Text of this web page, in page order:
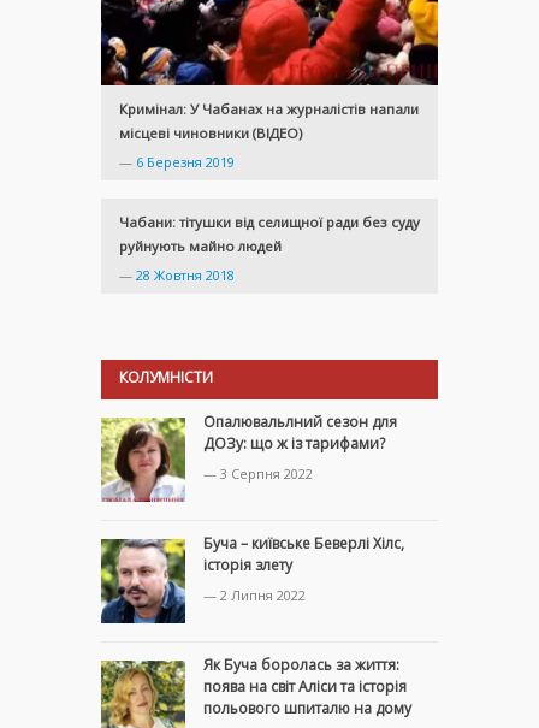
Кримінал: У Чабанах на журналістів напали
місцеві чиновники (ВІДЕО)
— 6 Березня 2019
Чабани: тітушки від селищної ради без суду
руйнують майно людей
— 28 Жовтня 2018
КОЛУМНІСТИ
Опалювальлний сезон для
ДОЗу: що ж із тарифами?
— 3 Серпня 2022
Буча – київське Беверлі Хілс,
історія злету
— 2 Липня 2022
Як Буча боролась за життя:
поява на світ Аліси та історія
польового шпиталю на дому